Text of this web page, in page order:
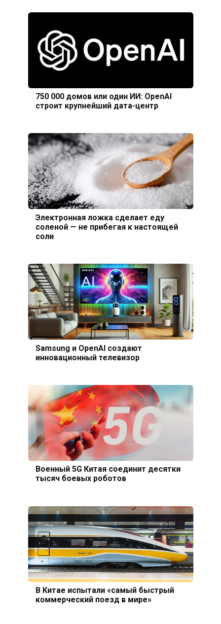
750 000 домов или один ИИ: OpenAI
строит крупнейший дата-центр
Электронная ложка сделает еду
соленой — не прибегая к настоящей
соли
Samsung и OpenAI создают
инновационный телевизор
Военный 5G Китая соединит десятки
тысяч боевых роботов
В Китае испытали «самый быстрый
коммерческий поезд в мире»